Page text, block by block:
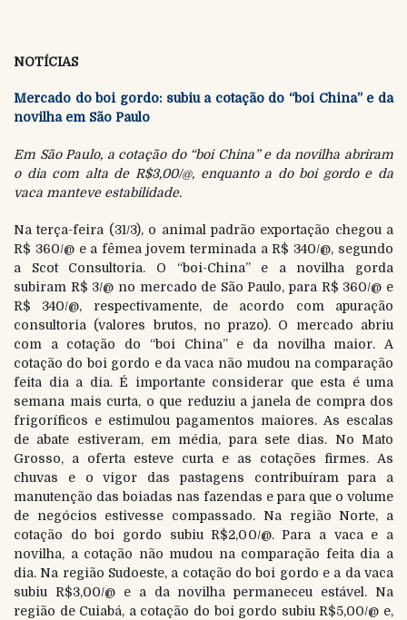
NOTÍCIAS
Mercado do boi gordo: subiu a cotação do “boi China” e da
novilha em São Paulo
Em São Paulo, a cotação do “boi China” e da novilha abriram
o dia com alta de R$3,00/@, enquanto a do boi gordo e da
vaca manteve estabilidade.
Na terça-feira (31/3), o animal padrão exportação chegou a
R$ 360/@ e a fêmea jovem terminada a R$ 340/@, segundo
a Scot Consultoria. O “boi-China” e a novilha gorda
subiram R$ 3/@ no mercado de São Paulo, para R$ 360/@ e
R$ 340/@, respectivamente, de acordo com apuração
consultoria (valores brutos, no prazo). O mercado abriu
com a cotação do “boi China” e da novilha maior. A
cotação do boi gordo e da vaca não mudou na comparação
feita dia a dia. É importante considerar que esta é uma
semana mais curta, o que reduziu a janela de compra dos
frigoríficos e estimulou pagamentos maiores. As escalas
de abate estiveram, em média, para sete dias. No Mato
Grosso, a oferta esteve curta e as cotações firmes. As
chuvas e o vigor das pastagens contribuíram para a
manutenção das boiadas nas fazendas e para que o volume
de negócios estivesse compassado. Na região Norte, a
cotação do boi gordo subiu R$2,00/@. Para a vaca e a
novilha, a cotação não mudou na comparação feita dia a
dia. Na região Sudoeste, a cotação do boi gordo e a da vaca
subiu R$3,00/@ e a da novilha permaneceu estável. Na
região de Cuiabá, a cotação do boi gordo subiu R$5,00/@ e,